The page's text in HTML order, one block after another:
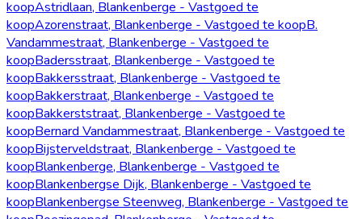
koopAstridlaan, Blankenberge - Vastgoed te
koopAzorenstraat, Blankenberge - Vastgoed te koopB.
Vandammestraat, Blankenberge - Vastgoed te
koopBadersstraat, Blankenberge - Vastgoed te
koopBakkersstraat, Blankenberge - Vastgoed te
koopBakkerstraat, Blankenberge - Vastgoed te
koopBakkerststraat, Blankenberge - Vastgoed te
koopBernard Vandammestraat, Blankenberge - Vastgoed te
koopBijsterveldstraat, Blankenberge - Vastgoed te
koopBlankenberge, Blankenberge - Vastgoed te
koopBlankenbergse Dijk, Blankenberge - Vastgoed te
koopBlankenbergse Steenweg, Blankenberge - Vastgoed te